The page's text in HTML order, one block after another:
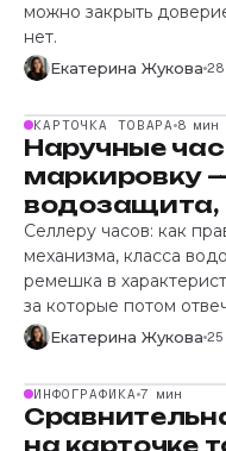
можно закрыть
нет.
Екатерина Жукова
КАРТОЧКА ТОВАРА 8 мин
Наручные
маркировку
водозащита,
Селлеру часов: как
механизма, класса
ремешка в
за которые потом
Екатерина Жукова
ИНФОГРАФИКА 7 мин
на карточке